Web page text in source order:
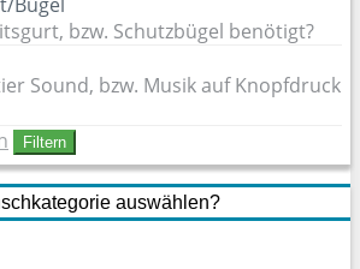
bzw. Schutzbügel benötigt?
Sound, bzw. Musik auf Knopfdruck
Filtern
auswählen?